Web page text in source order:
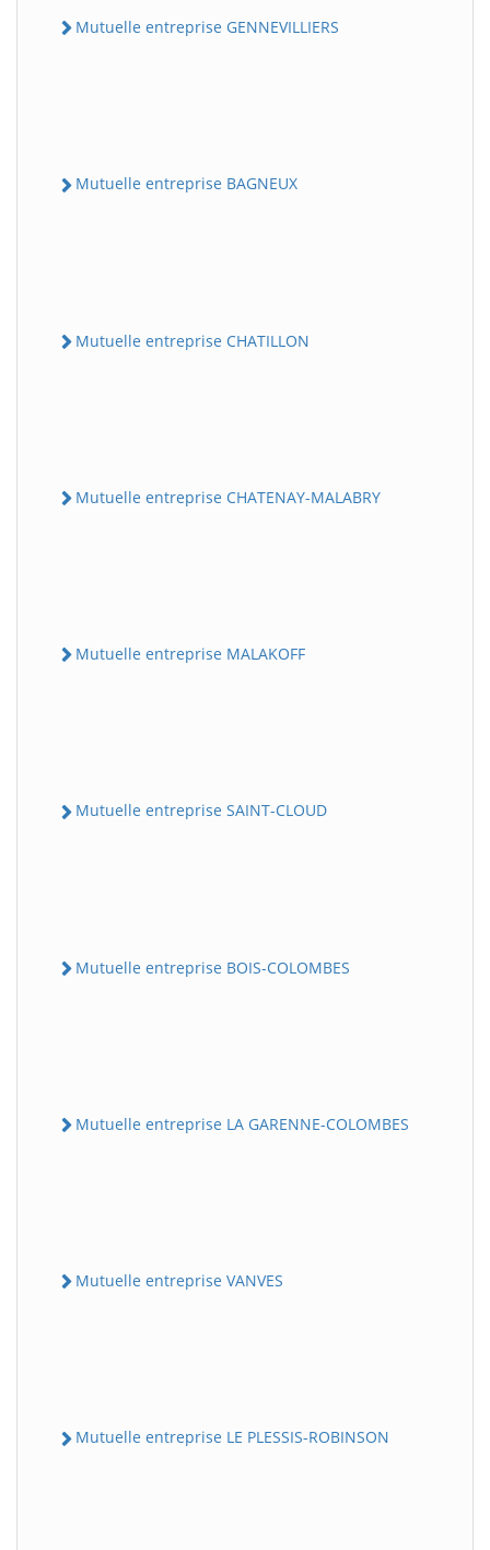
Mutuelle entreprise GENNEVILLIERS
Mutuelle entreprise BAGNEUX
Mutuelle entreprise CHATILLON
Mutuelle entreprise CHATENAY-MALABRY
Mutuelle entreprise MALAKOFF
Mutuelle entreprise SAINT-CLOUD
Mutuelle entreprise BOIS-COLOMBES
Mutuelle entreprise LA GARENNE-COLOMBES
Mutuelle entreprise VANVES
Mutuelle entreprise LE PLESSIS-ROBINSON